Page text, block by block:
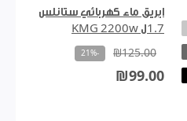
ابريق ماء كهربائي ستانلس
1.7ل KMG 2200w
₪125.00
-21%
₪99.00